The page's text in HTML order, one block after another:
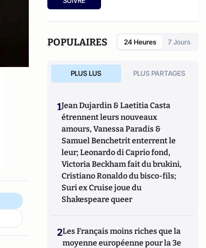
POPULAIRES 24 Heures 7 Jours
PLUS LUS PLUS PARTAGES
1Jean Dujardin & Laetitia Casta
étrennent leurs nouveaux
amours, Vanessa Paradis &
Samuel Benchetrit enterrent le
leur; Leonardo di Caprio fond,
Victoria Beckham fait du brukini,
Cristiano Ronaldo du bisco-fils;
Suri ex Cruise joue du
Shakespeare queer
2Les Français moins riches que la
moyenne européenne pour la 3e